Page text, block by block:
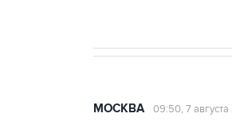
МОСКВА 09:50, 7